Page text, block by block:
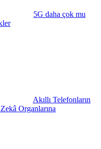
5G daha çok mu
Akıllı Telefonların
Organlarına